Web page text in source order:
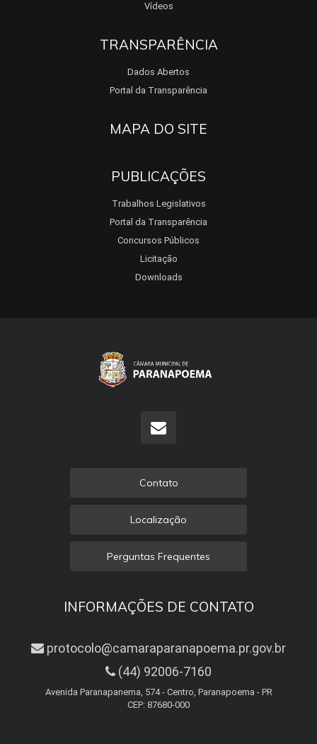
Vídeos
TRANSPARÊNCIA
Dados Abertos
Portal da Transparência
MAPA DO SITE
PUBLICAÇÕES
Trabalhos Legislativos
Portal da Transparência
Concursos Públicos
Licitação
Downloads
Contato
Localização
Perguntas Frequentes
INFORMAÇÕES DE CONTATO
protocolo@camaraparanapoema.pr.gov.br
(44) 92006-7160
Avenida Paranapanema, 574 - Centro, Paranapoema - PR
CEP: 87680-000